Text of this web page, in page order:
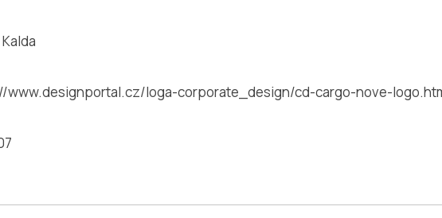
www.designportal.cz/loga-corporate_design/cd-cargo-nove-